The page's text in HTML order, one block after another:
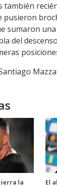
también
pusieron
sumaron
del
la
El